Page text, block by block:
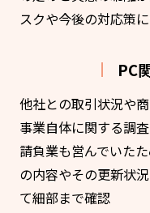
スクや今後の対応策
PC
他社との取引状況や
事業自体に関する調
請負業も営んでいた
の内容やその更新状
て細部まで確認